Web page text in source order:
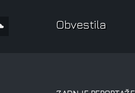
Obvestila